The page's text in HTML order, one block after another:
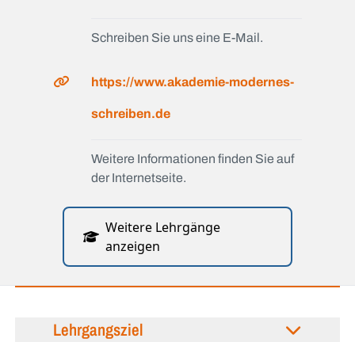
Schreiben Sie uns eine E-Mail.
https://www.akademie-modernes-
schreiben.de
Weitere Informationen finden Sie auf
der Internetseite.
Weitere Lehrgänge
anzeigen
Lehrgangsziel